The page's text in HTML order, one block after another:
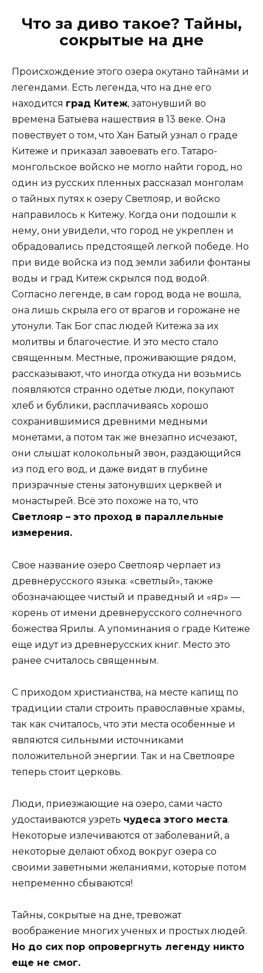
Что за диво такое? Тайны,
сокрытые на дне
Происхождение этого озера окутано тайнами и
легендами. Есть легенда, что на дне его
находится град Китеж, затонувший во
времена Батыева нашествия в 13 веке. Она
повествует о том, что Хан Батый узнал о граде
Китеже и приказал завоевать его. Татаро-
монгольское войско не могло найти город, но
один из русских пленных рассказал монголам
о тайных путях к озеру Светлояр, и войско
направилось к Китежу. Когда они подошли к
нему, они увидели, что город не укреплен и
обрадовались предстоящей легкой победе. Но
при виде войска из под земли забили фонтаны
воды и град Китеж скрылся под водой.
Согласно легенде, в сам город вода не вошла,
она лишь скрыла его от врагов и горожане не
утонули. Так Бог спас людей Китежа за их
молитвы и благочестие. И это место стало
священным. Местные, проживающие рядом,
рассказывают, что иногда откуда ни возьмись
появляются странно одетые люди, покупают
хлеб и бублики, расплачиваясь хорошо
сохранившимися древними медными
монетами, а потом так же внезапно исчезают,
они слышат колокольный звон, раздающийся
из под его вод, и даже видят в глубине
призрачные стены затонувших церквей и
монастырей. Всё это похоже на то, что
Светлояр – это проход в параллельные
измерения.
Свое название озеро Светлояр черпает из
древнерусского языка: «светлый», также
обозначающее чистый и праведный и «яр» —
корень от имени древнерусского солнечного
божества Ярилы. А упоминания о граде Китеже
еще идут из древнерусских книг. Место это
ранее считалось священным.
С приходом христианства, на месте капищ по
традиции стали строить православные храмы,
так как считалось, что эти места особенные и
являются сильными источниками
положительной энергии. Так и на Светлояре
теперь стоит церковь.
Люди, приезжающие на озеро, сами часто
удостаиваются узреть чудеса этого места.
Некоторые излечиваются от заболеваний, а
некоторые делают обход вокруг озера со
своими заветными желаниями, которые потом
непременно сбываются!
Тайны, сокрытые на дне, тревожат
воображение многих ученых и простых людей.
Но до сих пор опровергнуть легенду никто
еще не смог.